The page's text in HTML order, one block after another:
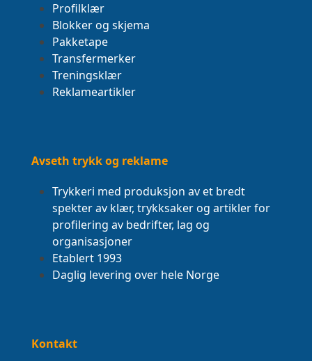
Profilklær
Blokker og skjema
Pakketape
Transfermerker
Treningsklær
Reklameartikler
Avseth trykk og reklame
Trykkeri med produksjon av et bredt
spekter av klær, trykksaker og artikler for
profilering av bedrifter, lag og
organisasjoner
Etablert 1993
Daglig levering over hele Norge
Kontakt